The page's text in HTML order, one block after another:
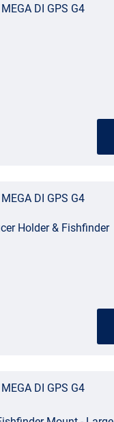
DI GPS G4
DI GPS G4
Holder & Fishfinder
DI GPS G4